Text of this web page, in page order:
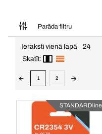
Parāda filtru
Ieraksti vienā lapā
24
Skatīt:
1 2
STANDARDline